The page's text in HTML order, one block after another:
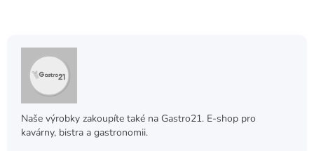
Naše výrobky zakoupíte také na Gastro21. E-shop pro
kavárny, bistra a gastronomii.